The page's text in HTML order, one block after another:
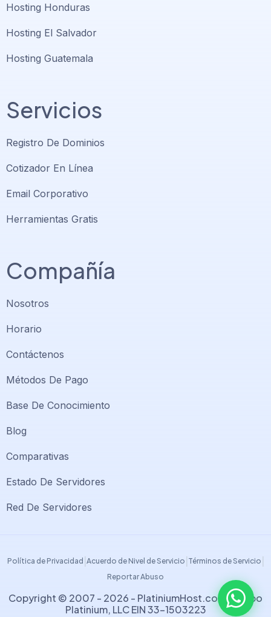
Hosting Honduras
Hosting El Salvador
Hosting Guatemala
Servicios
Registro De Dominios
Cotizador En Línea
Email Corporativo
Herramientas Gratis
Compañía
Nosotros
Horario
Contáctenos
Métodos De Pago
Base De Conocimiento
Blog
Comparativas
Estado De Servidores
Red De Servidores
Política de Privacidad Acuerdo de Nivel de Servicio Términos de Servicio
Reportar Abuso
Copyright © 2007 - 2026 - PlatiniumHost.com | Grupo
Platinium, LLC EIN 33-1503223